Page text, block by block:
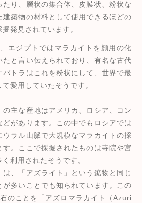
たり、層状の集合体、皮膜状、粉状な
建築物の材料として使用できるほどの
発見されています。
エジプトではマラカイトを顔用の化
と言い伝えられており、有名な古代
パトラはこれを粉状にして、世界で最
愛用していたそうです。
主な産地はアメリカ、ロシア、コン
どがあります。この中でもロシアでは
ウラル山脈で大規模なマラカイトの採
。ここで採掘されたものは寺院や宮
利用されたそうです。
は、「アズライト」という鉱物と同じ
多いことでも知られています。この
のことを「アズロマラカイト（Azuri